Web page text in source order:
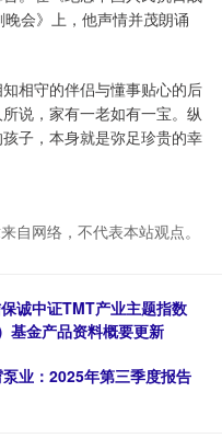
会》上，他声情并茂朗诵
相守的伴侣与懂事贴心的后
说，家有一老如有一宝。纵
子，本身就是弥足珍贵的幸
自网络，不代表本站观点。
诚中证TMT产业主题指数
基金产品资料概要更新
业：2025年第三季度报告